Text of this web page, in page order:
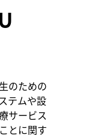
のための
テムや設
サービス
とに関す